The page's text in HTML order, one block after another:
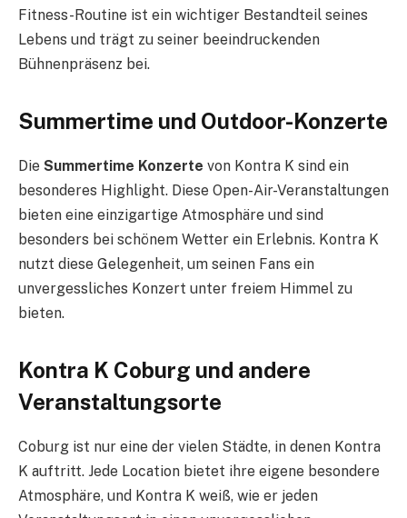
Fitness-Routine ist ein wichtiger Bestandteil seines
Lebens und trägt zu seiner beeindruckenden
Bühnenpräsenz bei.
Summertime und Outdoor-Konzerte
Die Summertime Konzerte von Kontra K sind ein
besonderes Highlight. Diese Open-Air-Veranstaltungen
bieten eine einzigartige Atmosphäre und sind
besonders bei schönem Wetter ein Erlebnis. Kontra K
nutzt diese Gelegenheit, um seinen Fans ein
unvergessliches Konzert unter freiem Himmel zu
bieten.
Kontra K Coburg und andere
Veranstaltungsorte
Coburg ist nur eine der vielen Städte, in denen Kontra
K auftritt. Jede Location bietet ihre eigene besondere
Atmosphäre, und Kontra K weiß, wie er jeden